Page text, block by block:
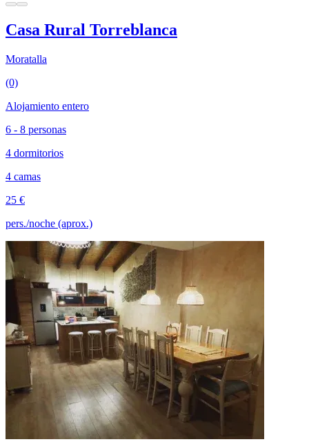
Casa Rural Torreblanca
Moratalla
(0)
Alojamiento entero
6 - 8 personas
4 dormitorios
4 camas
25 €
pers./noche (aprox.)